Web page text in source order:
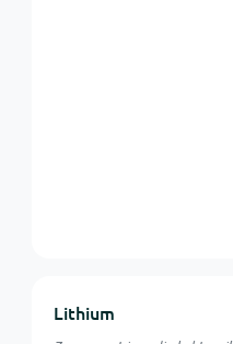
Lithium